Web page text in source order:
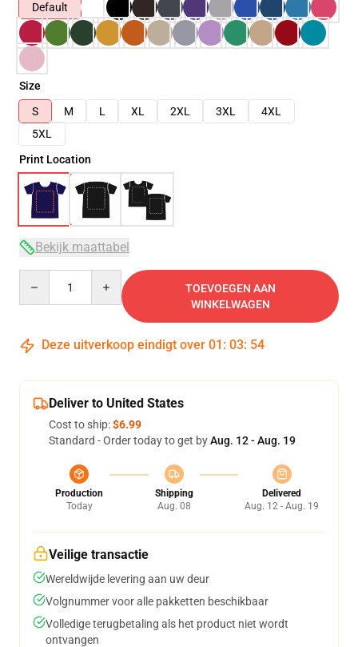
Default
Size
S
M L XL 2XL 3XL
4XL
5XL
Print Location
Bekijk maattabel
TOEVOEGEN AAN
WINKELWAGEN
Deze uitverkoop eindigt over 01 : 03: 53
Deliver to United States
Cost to ship:$6.99
Standard - Order today to get byAug. 12 - Aug. 19
Production
Today
Shipping
Aug. 08
Delivered
Aug. 12 - Aug. 19
Veilige transactie
Wereldwijde levering aan uw deur
Volgnummer voor alle pakketten beschikbaar
Volledige terugbetaling als het product niet wordt
ontvangen